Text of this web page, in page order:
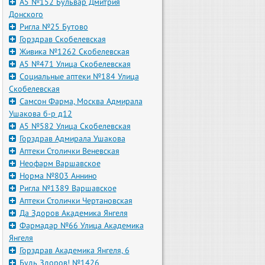
Донского
Ригла №25 Бутово
Горздрав Скобелевская
Живика №1262 Скобелевская
А5 №471 Улица Скобелевская
Социальные аптеки №184 Улица
Скобелевская
Самсон Фарма, Москва Адмирала
Ушакова б-р д12
А5 №582 Улица Скобелевская
Горздрав Адмирала Ушакова
Аптеки Столички Веневская
Неофарм Варшавское
Норма №803 Аннино
Ригла №1389 Варшавское
Аптеки Столички Чертановская
Да Здоров Академика Янгеля
Фармадар №66 Улица Академика
Янгеля
Горздрав Академика Янгеля, 6
Будь Здоров! №1426